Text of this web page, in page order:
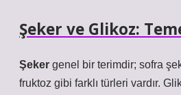
Şeker ve Glikoz:
Şeker genel bir terimdir; sofra
fruktoz gibi farklı türleri vardır.